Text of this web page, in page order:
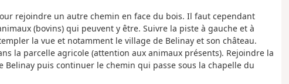
rejoindre un autre chemin en face du bois. Il faut cependant
(bovins) qui peuvent y être. Suivre la piste à gauche et à
la vue et notamment le village de Belinay et son château.
la parcelle agricole (attention aux animaux présents). Rejoindre la
puis continuer le chemin qui passe sous la chapelle du